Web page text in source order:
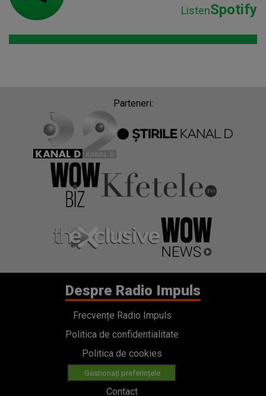
ListenSpotify
Parteneri:
Despre Radio Impuls
Frecvențe Radio Impuls
Politica de confidentialitate
Politica de cookies
Gestionați preferințele
Contact